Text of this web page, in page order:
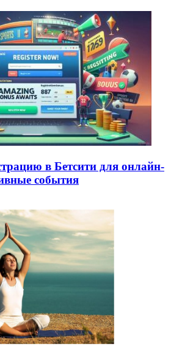
в Бетсити для онлайн-
события